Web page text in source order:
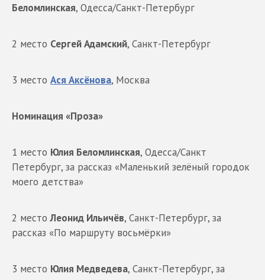
Беломлинская, Одесса/Санкт-Петербург
2 место Сергей Адамский, Санкт-Петербург
3 место Ася Аксёнова, Москва
Номинация «Проза»
1 место Юлия Беломлинская, Одесса/Санкт
Петербург, за рассказ «Маленький зелёный городок
моего детства»
2 местоЛеонид Ильичёв, Санкт-Петербург, за
рассказ «По маршруту восьмёрки»
3 место Юлия Медведева, Санкт-Петербург, за